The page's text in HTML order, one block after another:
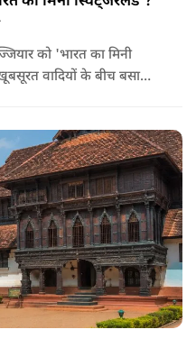
को 'भारत का मिनी
वादियों के बीच बसा
मशहूर है।